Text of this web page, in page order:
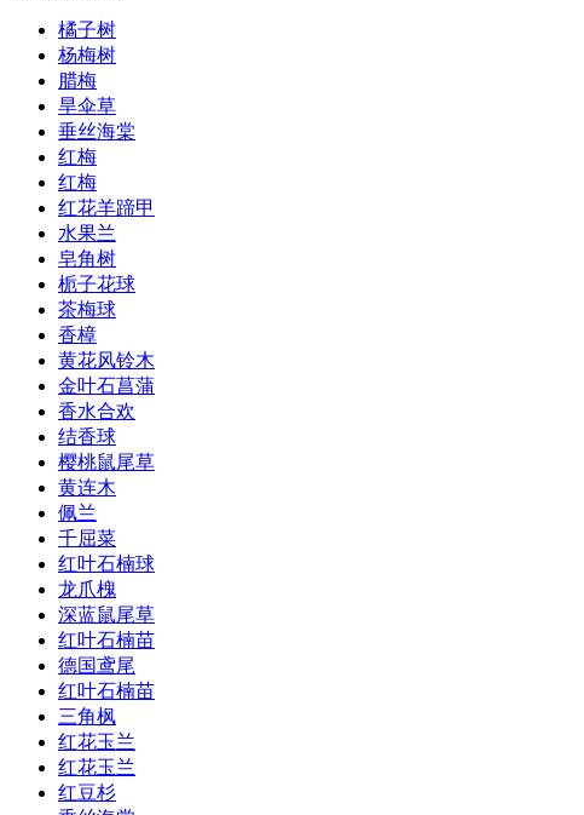
橘子树
杨梅树
腊梅
旱伞草
垂丝海棠
红梅
红梅
红花羊蹄甲
水果兰
皂角树
栀子花球
茶梅球
香樟
黄花风铃木
金叶石菖蒲
香水合欢
结香球
樱桃鼠尾草
黄连木
佩兰
千屈菜
红叶石楠球
龙爪槐
深蓝鼠尾草
红叶石楠苗
德国鸢尾
红叶石楠苗
三角枫
红花玉兰
红花玉兰
红豆杉